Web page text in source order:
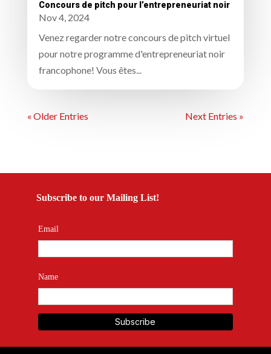
Concours de pitch pour l’entrepreneuriat noir
Nov 4, 2024
Venez regarder notre concours de pitch virtuel
pour notre programme d'entrepreneuriat noir
francophone! Vous êtes...
« Older Entries Next Entries »
Subscribe to our Mailing List!
Email
Name